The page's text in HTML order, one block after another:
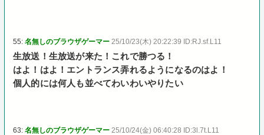
55:名無しのブラウザゲーマー 25/10/23(木) 20:22:39 ID:RJ.sf.L11
生放送！生放送が来た！これで勝つる！
はよ！はよ！エントランス弄れるようになるのはよ！
個人的には何人も並べてわいわいやりたい
63:名無しのブラウザゲーマー 25/10/24(金) 06:40:28 ID:3l.7t.L11